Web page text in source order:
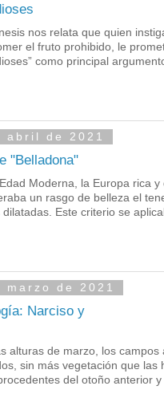
nos relata que quien
el fruto prohibido, le
como principal
abril de 2021
"Belladona"
Moderna, la Europa rica y
un rasgo de belleza el
dilatadas. Este criterio se
de 2021
Narciso y
alturas de marzo, los campos
sin más vegetación que las
del otoño anterior y